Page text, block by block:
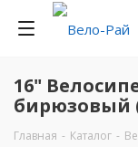
16"
бирюзовый
Главная - Каталог -